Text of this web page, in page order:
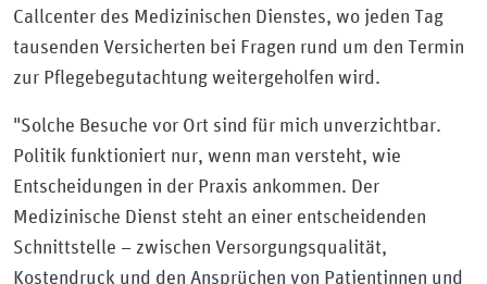
Callcenter des Medizinischen Dienstes, wo jeden Tag
tausenden Versicherten bei Fragen rund um den Termin
zur Pflegebegutachtung weitergeholfen wird.
"Solche Besuche vor Ort sind für mich unverzichtbar.
Politik funktioniert nur, wenn man versteht, wie
Entscheidungen in der Praxis ankommen. Der
Medizinische Dienst steht an einer entscheidenden
Schnittstelle – zwischen Versorgungsqualität,
Kostendruck und den Ansprüchen von Patientinnen und